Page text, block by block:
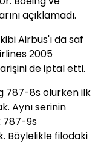
açıklamadı.
Airbus'ı da saf
2005
de iptal etti.
787-8s olurken ilk
Aynı serinin
787-9s
Böylelikle filodaki